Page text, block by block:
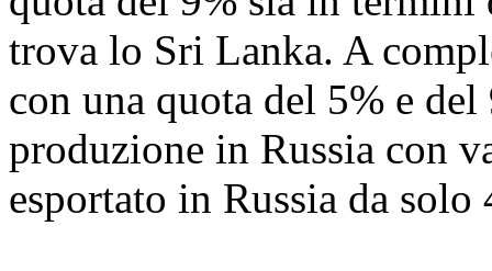
trova lo Sri Lanka. A
con una quota del 5% e
produzione in Russia con
esportato in Russia da solo